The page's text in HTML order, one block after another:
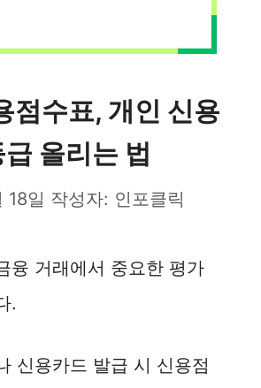
점수표, 개인 신용
올리는 법
18일 작성자: 인포클릭
융 거래에서 중요한 평가
.
신용카드 발급 시 신용점